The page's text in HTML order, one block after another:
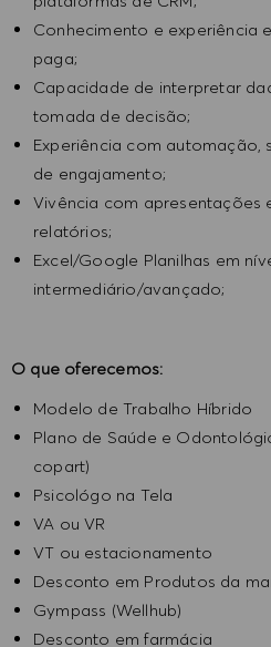
Conhecimento e experiência
paga;
Capacidade de interpretar
tomada de decisão;
Experiência com automação,
de engajamento;
Vivência com apresentações
relatórios;
Excel/Google Planilhas em
intermediário/avançado;
O que oferecemos:
Modelo de Trabalho Híbrido
Plano de Saúde e
copart)
Psicológo na Tela
VA ou VR
VT ou estacionamento
Desconto em Produtos da
Gympass (Wellhub)
Desconto em farmácia